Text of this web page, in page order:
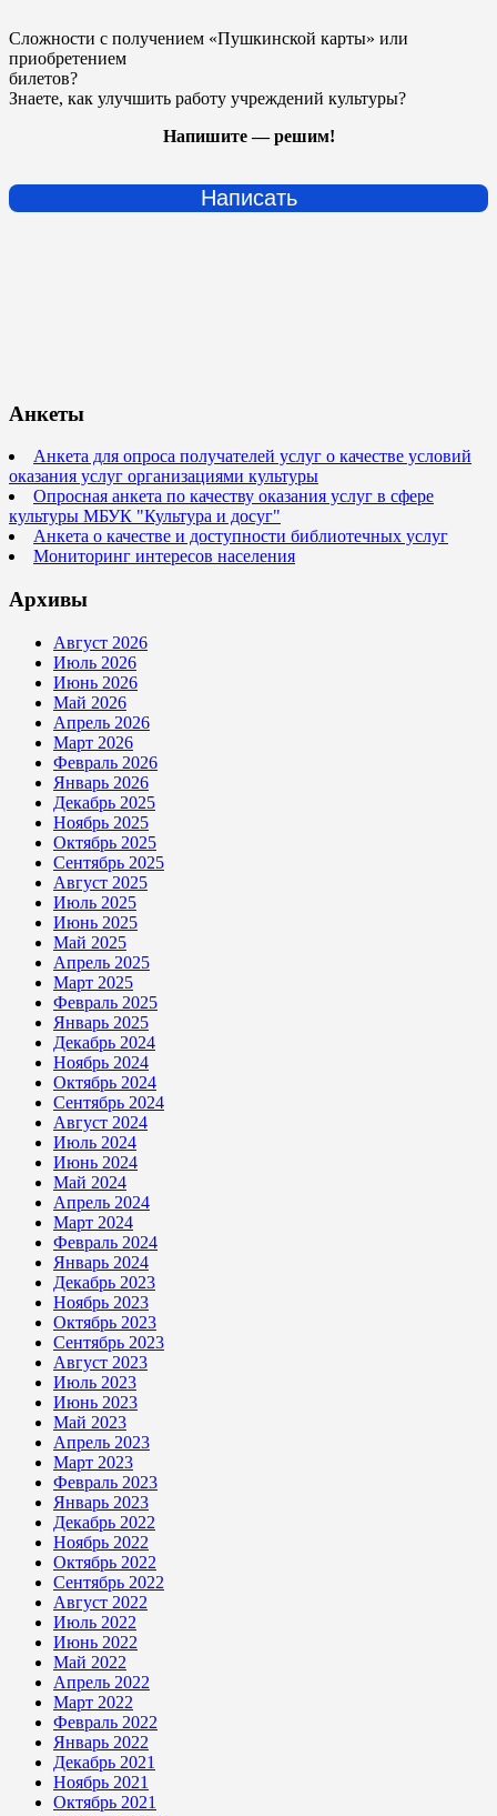
Сложности с получением «Пушкинской карты» или
приобретением
билетов?
Знаете, как улучшить работу учреждений культуры?
Напишите — решим!
Написать
Анкеты
Анкета для опроса получателей услуг о качестве условий
оказания услуг организациями культуры
Опросная анкета по качеству оказания услуг в сфере
культуры МБУК "Культура и досуг"
Анкета о качестве и доступности библиотечных услуг
Мониторинг интересов населения
Архивы
Август 2026
Июль 2026
Июнь 2026
Май 2026
Апрель 2026
Март 2026
Февраль 2026
Январь 2026
Декабрь 2025
Ноябрь 2025
Октябрь 2025
Сентябрь 2025
Август 2025
Июль 2025
Июнь 2025
Май 2025
Апрель 2025
Март 2025
Февраль 2025
Январь 2025
Декабрь 2024
Ноябрь 2024
Октябрь 2024
Сентябрь 2024
Август 2024
Июль 2024
Июнь 2024
Май 2024
Апрель 2024
Март 2024
Февраль 2024
Январь 2024
Декабрь 2023
Ноябрь 2023
Октябрь 2023
Сентябрь 2023
Август 2023
Июль 2023
Июнь 2023
Май 2023
Апрель 2023
Март 2023
Февраль 2023
Январь 2023
Декабрь 2022
Ноябрь 2022
Октябрь 2022
Сентябрь 2022
Август 2022
Июль 2022
Июнь 2022
Май 2022
Апрель 2022
Март 2022
Февраль 2022
Январь 2022
Декабрь 2021
Ноябрь 2021
Октябрь 2021